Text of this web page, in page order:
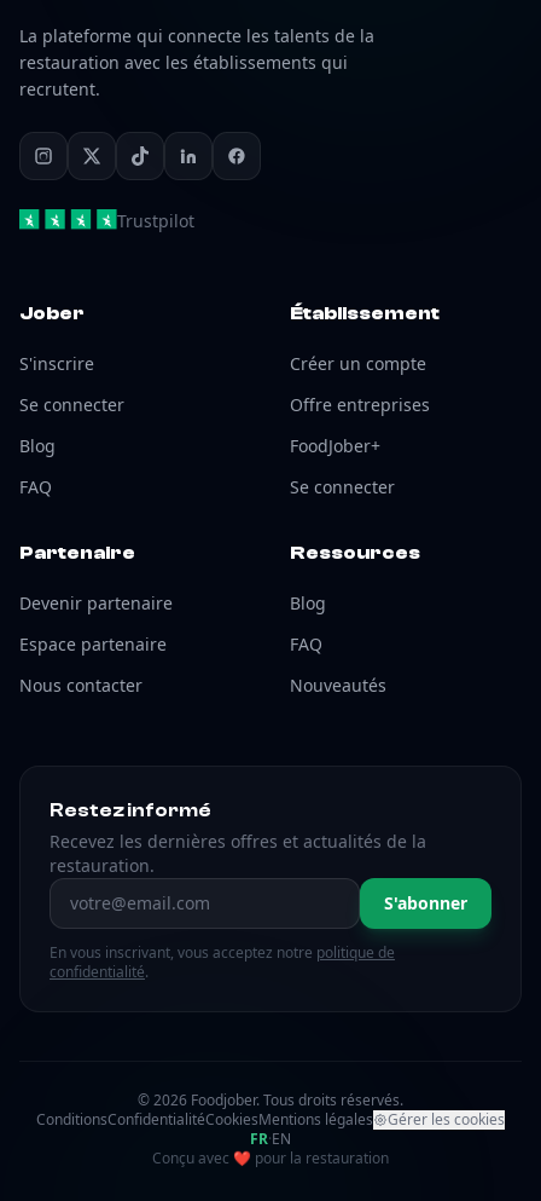
La plateforme qui connecte les talents de la
restauration avec les établissements qui
recrutent.
Trustpilot
Jober
S'inscrire
Se connecter
Blog
FAQ
Établissement
Créer un compte
Offre entreprises
FoodJober+
Se connecter
Partenaire
Devenir partenaire
Espace partenaire
Nous contacter
Ressources
Blog
FAQ
Nouveautés
Restez informé
Recevez les dernières offres et actualités de la
restauration.
Adresse email S'abonner
En vous inscrivant, vous acceptez notre politique de
confidentialité.
© 2026 Foodjober. Tous droits réservés.
ConditionsConfidentialitéCookiesMentions légales
Gérer les cookies
FR·EN
Conçu avec ❤ amour
pour la restauration